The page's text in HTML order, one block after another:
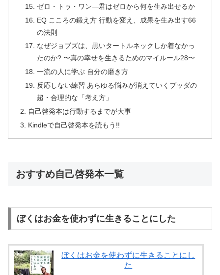
ゼロ・トゥ・ワン―君はゼロから何を生み出せるか
EQ こころの鍛え方 行動を変え、成果を生み出す66
の法則
なぜジョブズは、黒いタートルネックしか着なかっ
たのか? 〜真の幸せを生きるためのマイルール28〜
一流の人に学ぶ 自分の磨き方
反応しない練習 あらゆる悩みが消えていくブッダの
超・合理的な「考え方」
自己啓発本は行動するまでが大事
Kindleで自己啓発本を読もう!!
おすすめ自己啓発本一覧
ぼくはお金を使わずに生きることにした
ぼくはお金を使わずに生きることにし
た